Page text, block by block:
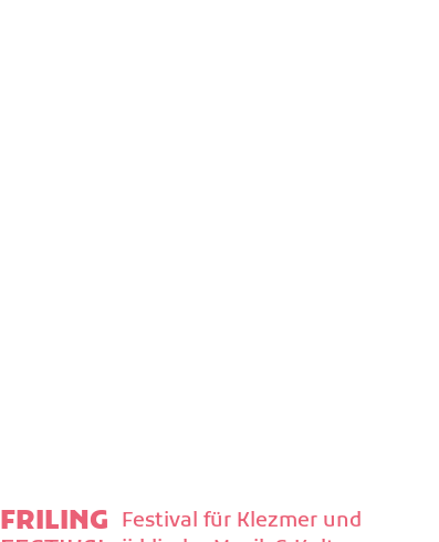
FRILING
Festival für Klezmer und